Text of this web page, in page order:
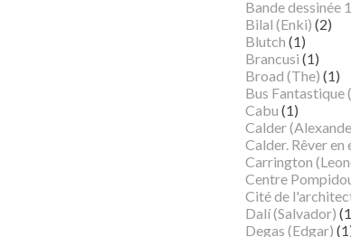
Bande dessinée
Bilal (Enki) (2)
Blutch (1)
Brancusi (1)
Broad (The) (1)
Bus Fantastique
Cabu (1)
Calder
Calder. Rêver
Carrington
Centre
Cité de
Dalí (Salvador)
Degas (Edgar)